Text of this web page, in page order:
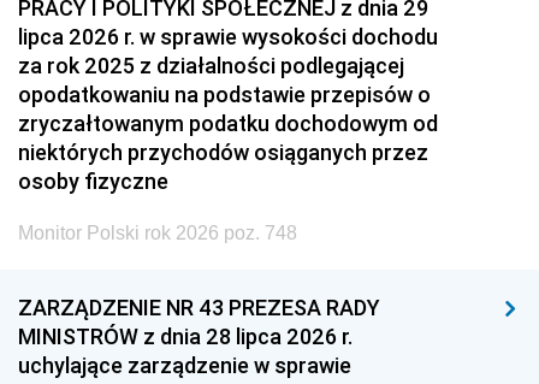
PRACY I POLITYKI SPOŁECZNEJ z dnia 29
lipca 2026 r. w sprawie wysokości dochodu
za rok 2025 z działalności podlegającej
opodatkowaniu na podstawie przepisów o
zryczałtowanym podatku dochodowym od
niektórych przychodów osiąganych przez
osoby fizyczne
Monitor Polski rok 2026 poz. 748
ZARZĄDZENIE NR 43 PREZESA RADY
MINISTRÓW z dnia 28 lipca 2026 r.
uchylające zarządzenie w sprawie